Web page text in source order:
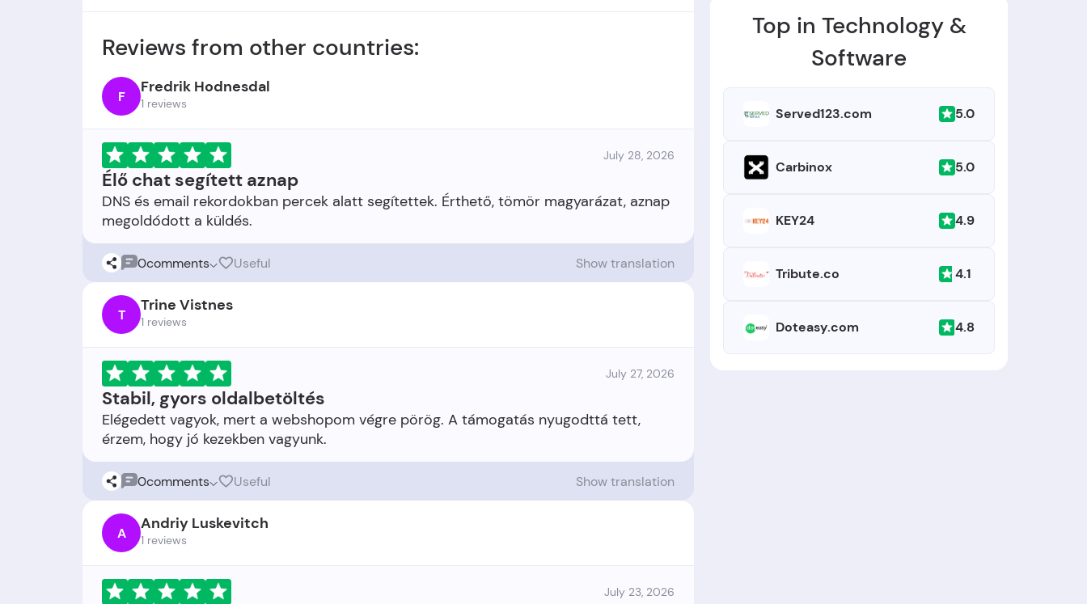
Top in Technology &
Software
Served123.com 5.0
Carbinox 5.0
KEY24 4.9
Tribute.co 4.1
Doteasy.com 4.8
Reviews from other countries:
F Fredrik Hodnesdal
1 reviews
July 28, 2026
Élő chat segített aznap
DNS és email rekordokban percek alatt segítettek. Érthető, tömör magyarázat, aznap
0comments Useful Show translation
T Trine Vistnes
1 reviews
July 27, 2026
Stabil, gyors oldalbetöltés
Elégedett vagyok, mert a webshopom végre pörög. A támogatás nyugodttá tett,
0comments Useful Show translation
A Andriy Luskevitch
1 reviews
July 23, 2026